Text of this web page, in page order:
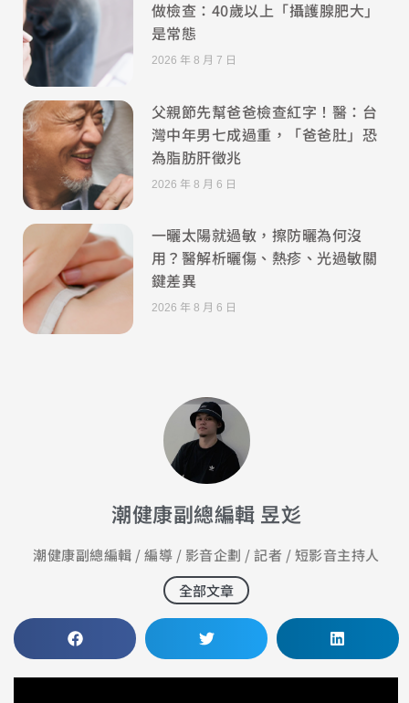
做檢查：40歲以上「攝護腺肥大」
是常態
2026 年 8 月 7 日
父親節先幫爸爸檢查紅字！醫：台
灣中年男七成過重，「爸爸肚」恐
為脂肪肝徵兆
2026 年 8 月 6 日
一曬太陽就過敏，擦防曬為何沒
用？醫解析曬傷、熱疹、光過敏關
鍵差異
2026 年 8 月 6 日
潮健康副總編輯 昱彣
潮健康副總編輯 / 編導 / 影音企劃 / 記者 / 短影音主持人
全部文章